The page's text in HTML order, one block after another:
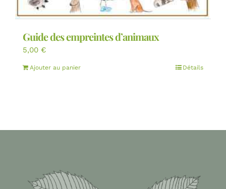
Guide des empreintes d’animaux
5,00 €
Ajouter au panier Détails